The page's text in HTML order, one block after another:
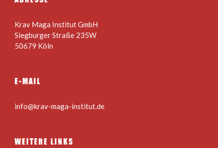
Krav Maga Institut GmbH
Siegburger Straße 235W
50679 Köln
E-MAIL
info@krav-maga-institut.de
WEITERE LINKS